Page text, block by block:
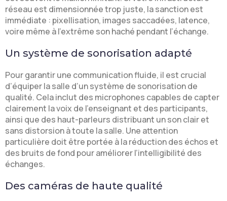
réseau est dimensionnée trop juste, la sanction est
immédiate : pixellisation, images saccadées, latence,
voire même à l’extrême son haché pendant l’échange.
Un système de sonorisation adapté
Pour garantir une communication fluide, il est crucial
d’équiper la salle d’un système de sonorisation de
qualité. Cela inclut des microphones capables de capter
clairement la voix de l’enseignant et des participants,
ainsi que des haut-parleurs distribuant un son clair et
sans distorsion à toute la salle. Une attention
particulière doit être portée à la réduction des échos et
des bruits de fond pour améliorer l’intelligibilité des
échanges.
Des caméras de haute qualité